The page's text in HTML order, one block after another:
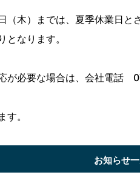
木）までは、夏季休業日とさ
なります。
が必要な場合は、会社電
。
お知らせ